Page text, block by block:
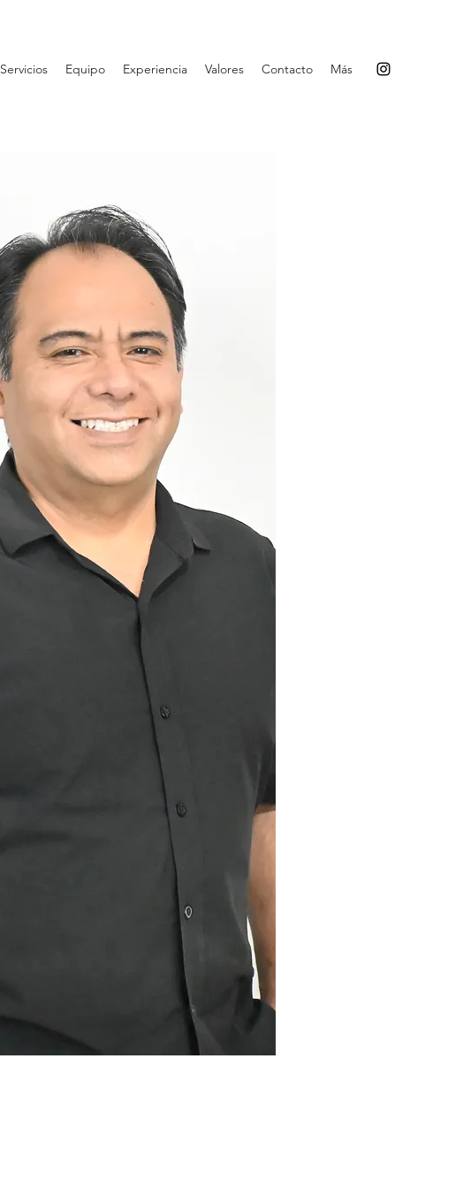
Servicios Equipo Experiencia Valores Contacto Más